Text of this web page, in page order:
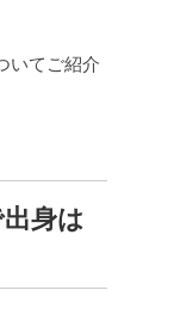
いてご紹介
身は